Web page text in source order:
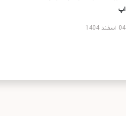
اپ
04 اسفند 1404